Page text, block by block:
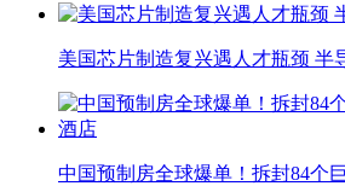
美国芯片制造复兴遇人才瓶颈 半
中国预制房全球爆单！拆封84个